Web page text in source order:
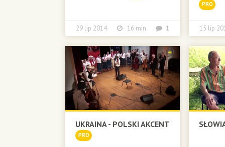
29 lip 2014 16 min 1
PRO
15 lip
UKRAINA - POLSKI AKCENT
PRO